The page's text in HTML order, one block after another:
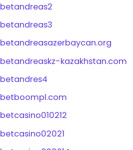
betandreas2
betandreas3
betandreasazerbaycan.org
betandreaskz-kazakhstan.com
betandres4
betboompl.com
betcasino010212
betcasino02021